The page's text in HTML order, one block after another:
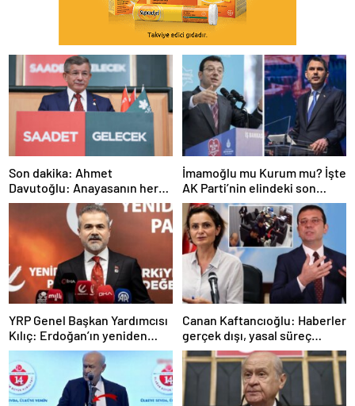
Son dakika: Ahmet
Davutoğlu: Anayasanın her
şeyini tartışalım
İmamoğlu mu Kurum mu? İşte
AK Parti’nin elindeki son
İstanbul anketi
YRP Genel Başkan Yardımcısı
Kılıç: Erdoğan’ın yeniden
adaylığına hiçbir muhalefet
partisi evet demeyecektir
Canan Kaftancıoğlu: Haberler
gerçek dışı, yasal süreç
başlatılacak